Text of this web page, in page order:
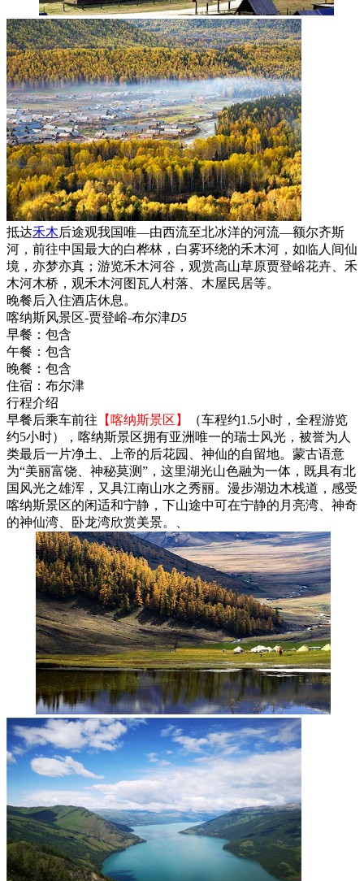
抵达禾木后途观我国唯—由西流至北冰洋的河流—额尔齐斯
河，前往中国最大的白桦林，白雾环绕的禾木河，如临人间仙
境，亦梦亦真；游览禾木河谷，观赏高山草原贾登峪花卉、禾
木河木桥，观禾木河图瓦人村落、木屋民居等。
晚餐后入住酒店休息。
喀纳斯风景区-贾登峪-布尔津D5
早餐： 包含
午餐： 包含
晚餐： 包含
住宿： 布尔津
行程介绍
早餐后乘车前往 【喀纳斯景区】
（车程约1.5小时，全程游览
约5小时），喀纳斯景区拥有亚洲唯一的瑞士风光，被誉为人
类最后一片净土、上帝的后花园、神仙的自留地。蒙古语意
为“美丽富饶、神秘莫测”，这里湖光山色融为一体，既具有北
国风光之雄浑，又具江南山水之秀丽。漫步湖边木栈道，感受
喀纳斯景区的闲适和宁静，下山途中可在宁静的月亮湾、神奇
的神仙湾、卧龙湾欣赏美景。、